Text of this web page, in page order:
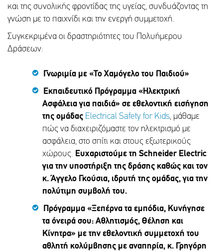
και της συνολικής φροντίδας της υγείας, συνδυάζοντας τη
γνώση με το παιχνίδι και την ενεργή συμμετοχή.
Συγκεκριμένα οι δραστηριότητες του Πολυήμερου
Δράσεων:
Γνωριμία με «Το Χαμόγελο του Παιδιού»
Εκπαιδευτικό Πρόγραμμα «Ηλεκτρική
Ασφάλεια για παιδιά» σε εθελοντική εισήγηση
της ομάδας Electrical Safety for Kids, μάθαμε
πώς να διαχειριζόμαστε τον ηλεκτρισμό με
ασφάλεια, στο σπίτι και στους εξωτερικούς
χώρους. Ευχαριστούμε τη Schneider Electric
για την υποστήριξη της δράσης καθώς και τον
κ. Άγγελο Γκούσια, ιδρυτή της ομάδας, για την
πολύτιμη συμβολή του.
Πρόγραμμα «Ξεπέρνα τα εμπόδια, Κυνήγησε
τα όνειρά σου: Αθλητισμός, Θέληση και
Κίνητρα» με την εθελοντική συμμετοχή του
αθλητή κολύμβησης με αναπηρία, κ. Γρηγόρη